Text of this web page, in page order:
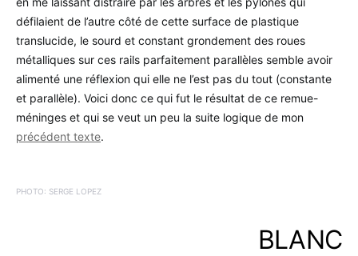
défilaient de l’autre côté de cette surface de plastique
translucide, le sourd et constant grondement des roues
métalliques sur ces rails parfaitement parallèles semble avoir
alimenté une réflexion qui elle ne l’est pas du tout (constante
et parallèle). Voici donc ce qui fut le résultat de ce remue-
méninges et qui se veut un peu la suite logique de mon
précédent texte.
PHOTO: SERGE LOPEZ
BLANC